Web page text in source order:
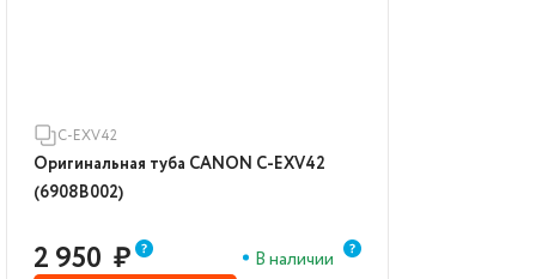
C-EXV42
Оригинальная туба CANON C-EXV42
(6908B002)
2 950 ₽ В наличии